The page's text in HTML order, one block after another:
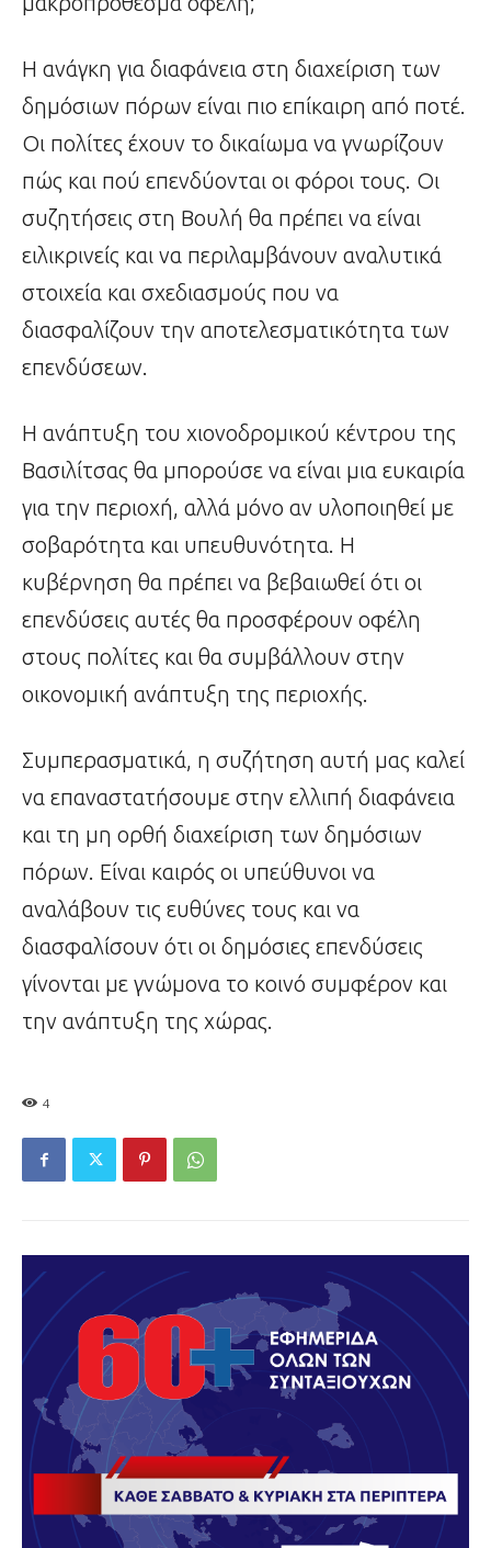
Η ανάγκη για διαφάνεια στη διαχείριση των
δημόσιων πόρων είναι πιο επίκαιρη από ποτέ.
Οι πολίτες έχουν το δικαίωμα να γνωρίζουν
πώς και πού επενδύονται οι φόροι τους. Οι
συζητήσεις στη Βουλή θα πρέπει να είναι
ειλικρινείς και να περιλαμβάνουν αναλυτικά
στοιχεία και σχεδιασμούς που να
διασφαλίζουν την αποτελεσματικότητα των
επενδύσεων.
Η ανάπτυξη του χιονοδρομικού κέντρου της
Βασιλίτσας θα μπορούσε να είναι μια ευκαιρία
για την περιοχή, αλλά μόνο αν υλοποιηθεί με
σοβαρότητα και υπευθυνότητα. Η
κυβέρνηση θα πρέπει να βεβαιωθεί ότι οι
επενδύσεις αυτές θα προσφέρουν οφέλη
στους πολίτες και θα συμβάλλουν στην
οικονομική ανάπτυξη της περιοχής.
Συμπερασματικά, η συζήτηση αυτή μας καλεί
να επαναστατήσουμε στην ελλιπή διαφάνεια
και τη μη ορθή διαχείριση των δημόσιων
πόρων. Είναι καιρός οι υπεύθυνοι να
αναλάβουν τις ευθύνες τους και να
διασφαλίσουν ότι οι δημόσιες επενδύσεις
γίνονται με γνώμονα το κοινό συμφέρον και
την ανάπτυξη της χώρας.
4